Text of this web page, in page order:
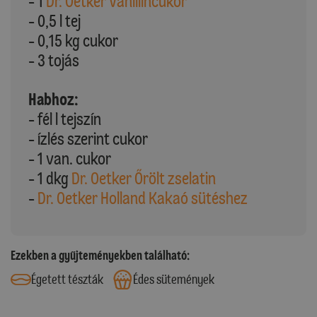
- 0,5 l tej
- 0,15 kg cukor
- 3 tojás
Habhoz:
- fél l tejszín
- ízlés szerint cukor
- 1 van. cukor
- 1 dkg Dr. Oetker Őrölt zselatin
- Dr. Oetker Holland Kakaó sütéshez
Ezekben a gyűjteményekben található:
Égetett tészták
Édes sütemények